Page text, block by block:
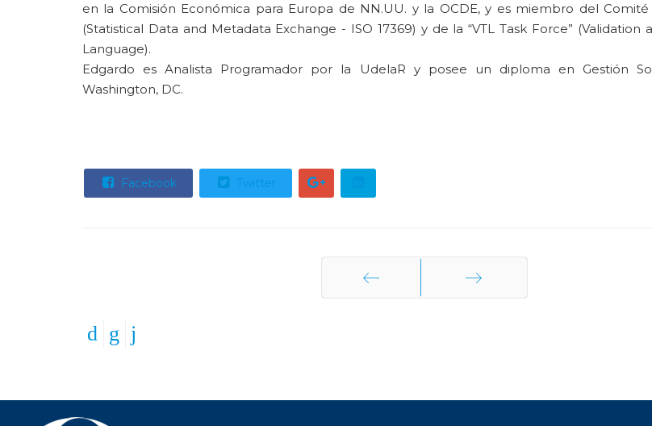
en la Comisión Económica para Europa de NN.UU. y la OCDE, y es miembro del
(Statistical Data and Metadata Exchange - ISO 17369) y de la “VTL Task Force” (Validation
Language).
Edgardo es Analista Programador por la UdelaR y posee un diploma en Gestión
Washington, DC.
Facebook Twitter